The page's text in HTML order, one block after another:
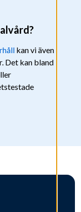
kan vi även
Det kan bland